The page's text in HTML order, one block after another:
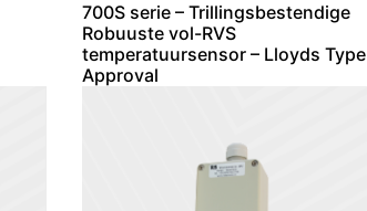
700S serie – Trillingsbestendige
Robuuste vol-RVS
temperatuursensor – Lloyds Type
Approval